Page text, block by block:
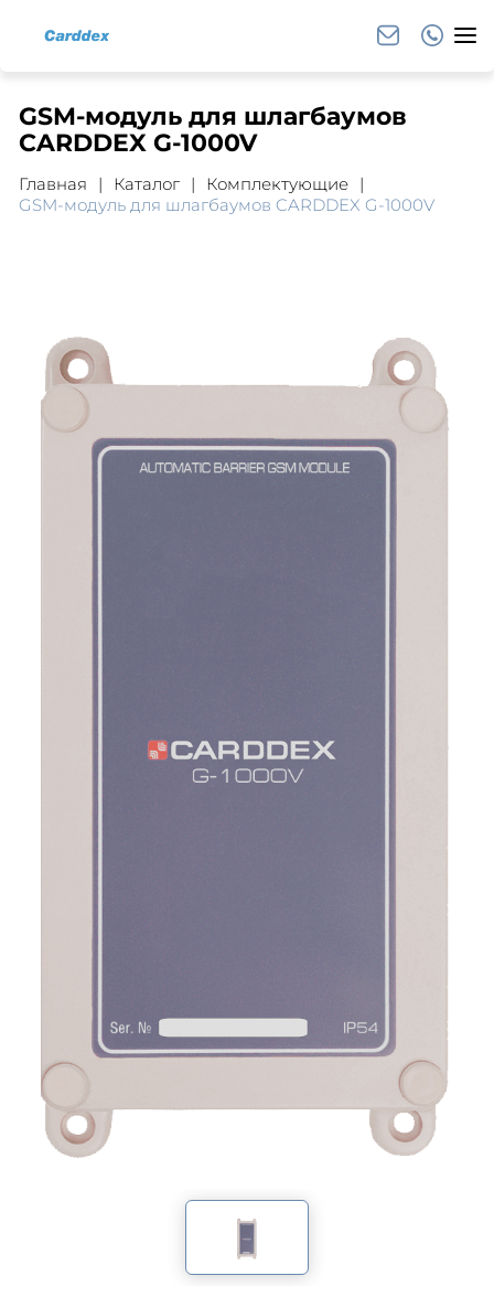
GSM-модуль для шлагбаумов
CARDDEX G-1000V
Главная Каталог
Комплектующие
GSM-модуль для шлагбаумов CARDDEX G-1000V